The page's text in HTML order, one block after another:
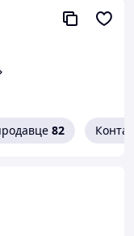
жидкость
тормозных
суппорта,
обесшумки и
+77011016567
82